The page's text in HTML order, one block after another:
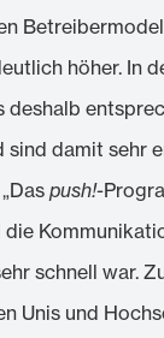
höher. In
deshalb
sind damit sehr
push!-
schnell war.
Unis und